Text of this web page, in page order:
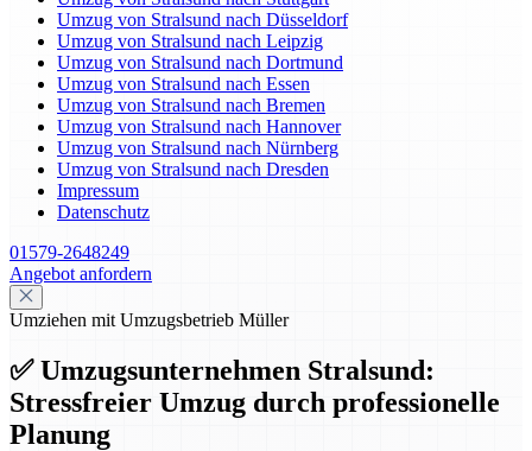
Umzug von Stralsund nach Düsseldorf
Umzug von Stralsund nach Leipzig
Umzug von Stralsund nach Dortmund
Umzug von Stralsund nach Essen
Umzug von Stralsund nach Bremen
Umzug von Stralsund nach Hannover
Umzug von Stralsund nach Nürnberg
Umzug von Stralsund nach Dresden
Impressum
Datenschutz
01579-2648249
Angebot anfordern
Umziehen mit Umzugsbetrieb Müller
✅ Umzugsunternehmen Stralsund:
Stressfreier Umzug durch professionelle
Planung